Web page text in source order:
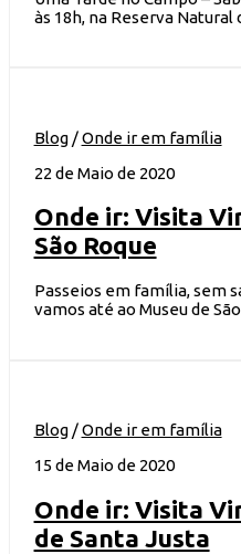
às 18h, na Reserva Natural
Blog/Onde ir em família
22 de Maio de 2020
Onde ir: Visita
São Roque
Passeios em família, sem
vamos até ao Museu de
Blog/Onde ir em família
15 de Maio de 2020
Onde ir: Visita
de Santa Justa